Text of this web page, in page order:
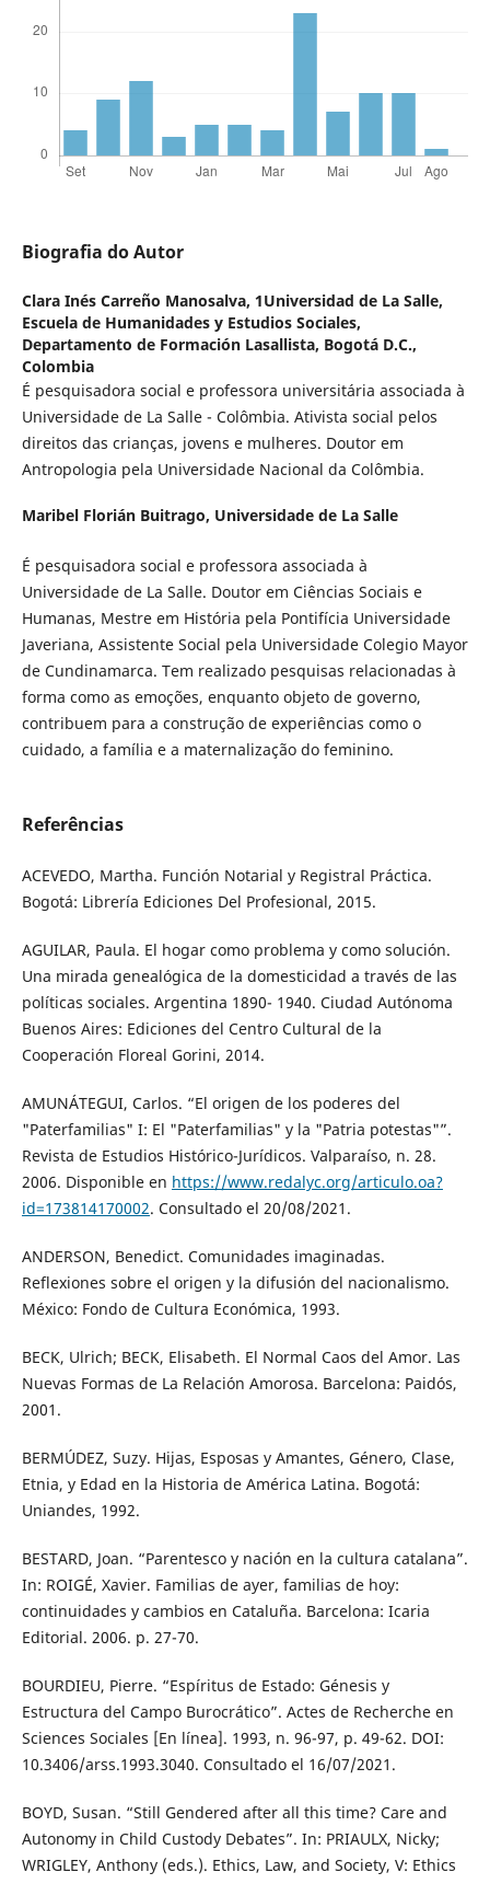
Biografia do Autor
Clara Inés Carreño Manosalva, 1Universidad de La Salle,
Escuela de Humanidades y Estudios Sociales,
Departamento de Formación Lasallista, Bogotá D.C.,
Colombia
É pesquisadora social e professora universitária associada à
Universidade de La Salle - Colômbia. Ativista social pelos
direitos das crianças, jovens e mulheres. Doutor em
Antropologia pela Universidade Nacional da Colômbia.
Maribel Florián Buitrago, Universidade de La Salle
É pesquisadora social e professora associada à
Universidade de La Salle. Doutor em Ciências Sociais e
Humanas, Mestre em História pela Pontifícia Universidade
Javeriana, Assistente Social pela Universidade Colegio Mayor
de Cundinamarca. Tem realizado pesquisas relacionadas à
forma como as emoções, enquanto objeto de governo,
contribuem para a construção de experiências como o
cuidado, a família e a maternalização do feminino.
Referências
ACEVEDO, Martha. Función Notarial y Registral Práctica.
Bogotá: Librería Ediciones Del Profesional, 2015.
AGUILAR, Paula. El hogar como problema y como solución.
Una mirada genealógica de la domesticidad a través de las
políticas sociales. Argentina 1890- 1940. Ciudad Autónoma
Buenos Aires: Ediciones del Centro Cultural de la
Cooperación Floreal Gorini, 2014.
AMUNÁTEGUI, Carlos. “El origen de los poderes del
"Paterfamilias" I: El "Paterfamilias" y la "Patria potestas"”.
Revista de Estudios Histórico-Jurídicos. Valparaíso, n. 28.
2006. Disponible en https://www.redalyc.org/articulo.oa?
id=173814170002. Consultado el 20/08/2021.
ANDERSON, Benedict. Comunidades imaginadas.
Reflexiones sobre el origen y la difusión del nacionalismo.
México: Fondo de Cultura Económica, 1993.
BECK, Ulrich; BECK, Elisabeth. El Normal Caos del Amor. Las
Nuevas Formas de La Relación Amorosa. Barcelona: Paidós,
2001.
BERMÚDEZ, Suzy. Hijas, Esposas y Amantes, Género, Clase,
Etnia, y Edad en la Historia de América Latina. Bogotá:
Uniandes, 1992.
BESTARD, Joan. “Parentesco y nación en la cultura catalana”.
In: ROIGÉ, Xavier. Familias de ayer, familias de hoy:
continuidades y cambios en Cataluña. Barcelona: Icaria
Editorial. 2006. p. 27-70.
BOURDIEU, Pierre. “Espíritus de Estado: Génesis y
Estructura del Campo Burocrático”. Actes de Recherche en
Sciences Sociales [En línea]. 1993, n. 96-97, p. 49-62. DOI:
10.3406/arss.1993.3040. Consultado el 16/07/2021.
BOYD, Susan. “Still Gendered after all this time? Care and
Autonomy in Child Custody Debates”. In: PRIAULX, Nicky;
WRIGLEY, Anthony (eds.). Ethics, Law, and Society, V: Ethics